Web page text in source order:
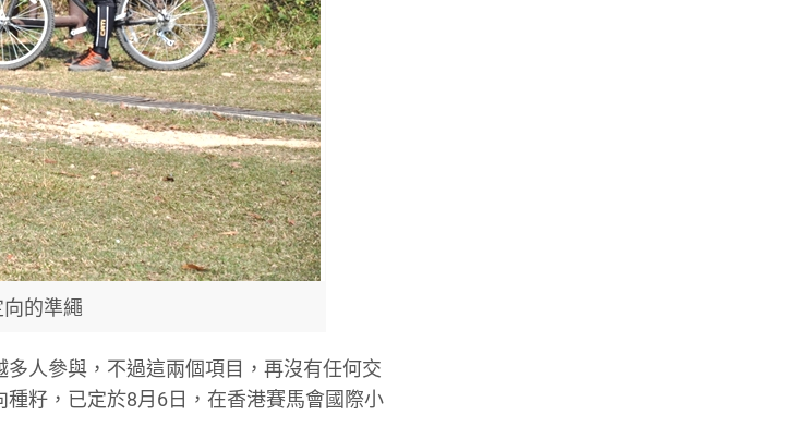
的準繩
人參與，不過這兩個項目，再沒有任何交
籽，已定於8月6日，在香港賽馬會國際小